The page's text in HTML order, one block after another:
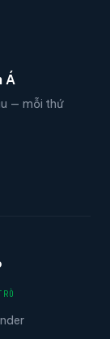
Á
— mỗi thứ